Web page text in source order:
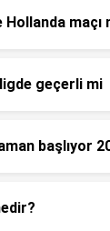
maçı
geçerli mi
başlıyor